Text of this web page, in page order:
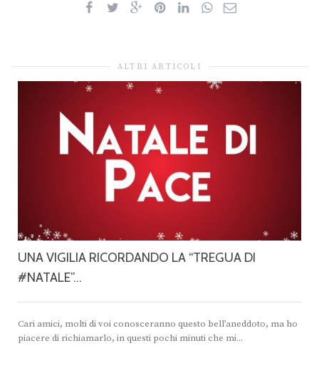
ALTRI ARTICOLI
UNA VIGILIA RICORDANDO LA “TREGUA DI
#NATALE”…
Cari amici, molti di voi conosceranno questo bell’aneddoto, ma ho
piacere di richiamarlo, in questi pochi minuti che mi...